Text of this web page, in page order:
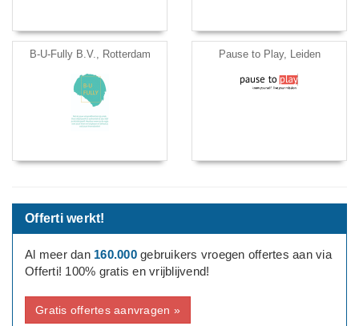
B-U-Fully B.V., Rotterdam Pause to Play, Leiden
Offerti werkt!
Al meer dan 160.000gebruikers vroegen offertes aan via
Offerti! 100% gratis en vrijblijvend!
Gratis offertes aanvragen »